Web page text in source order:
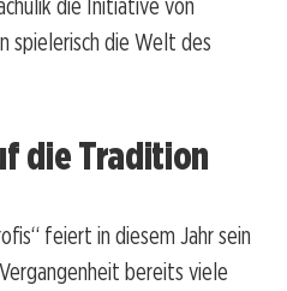
spielerisch die Welt des
die Tradition
feiert in diesem Jahr sein
bereits viele